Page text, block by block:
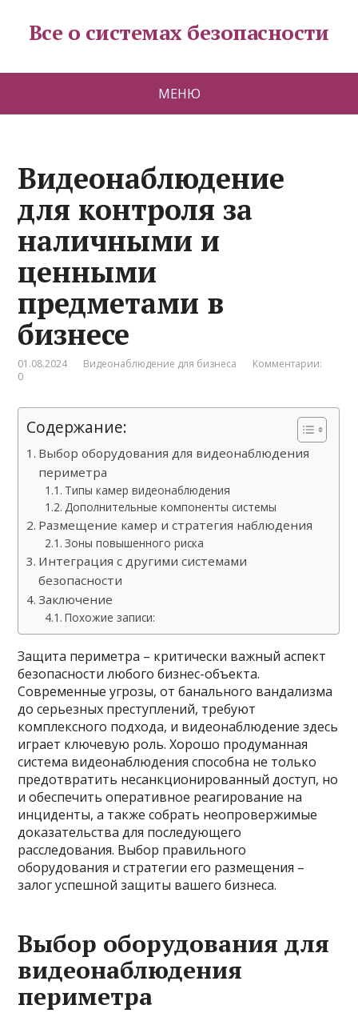
Все о системах безопасности
МЕНЮ
Видеонаблюдение
для контроля за
наличными и
ценными
предметами в
бизнесе
01.08.2024 Видеонаблюдение для бизнеса
Комментарии:
0
Содержание:
Выбор оборудования для видеонаблюдения
периметра
Типы камер видеонаблюдения
Дополнительные компоненты системы
Размещение камер и стратегия наблюдения
Зоны повышенного риска
Интеграция с другими системами
безопасности
Заключение
Похожие записи:
Защита периметра – критически важный аспект
безопасности любого бизнес-объекта.
Современные угрозы, от банального вандализма
до серьезных преступлений, требуют
комплексного подхода, и видеонаблюдение здесь
играет ключевую роль. Хорошо продуманная
система видеонаблюдения способна не только
предотвратить несанкционированный доступ, но
и обеспечить оперативное реагирование на
инциденты, а также собрать неопровержимые
доказательства для последующего
расследования. Выбор правильного
оборудования и стратегии его размещения –
залог успешной защиты вашего бизнеса.
Выбор оборудования для
видеонаблюдения
периметра